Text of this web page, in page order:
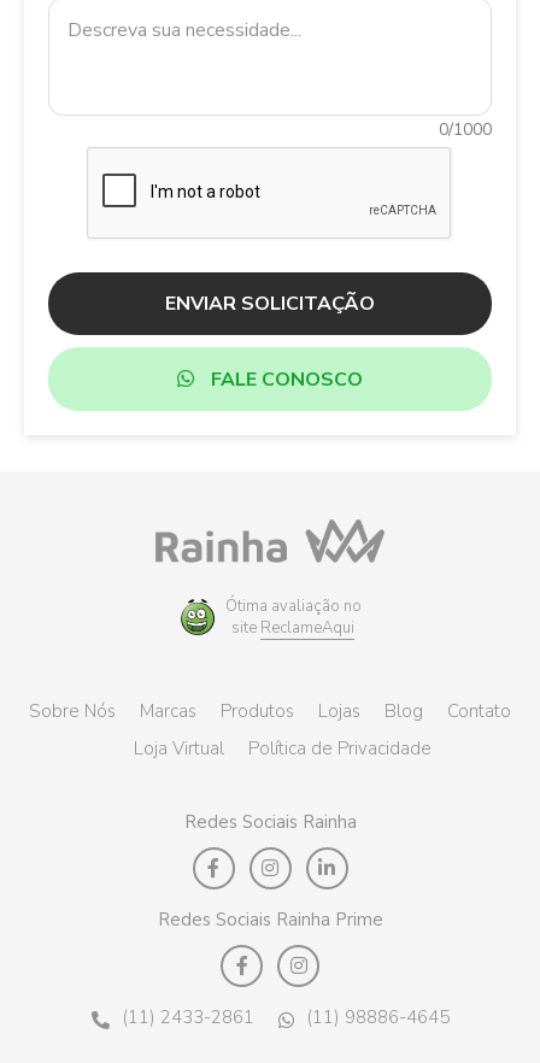
0/1000
ENVIAR SOLICITAÇÃO
FALE CONOSCO
Ótima avaliação no
site ReclameAqui
Sobre Nós Marcas Produtos Lojas Blog
Contato
Loja Virtual
Política de Privacidade
Redes Sociais Rainha
Redes Sociais Rainha Prime
(11) 2433-2861 (11) 98886-4645